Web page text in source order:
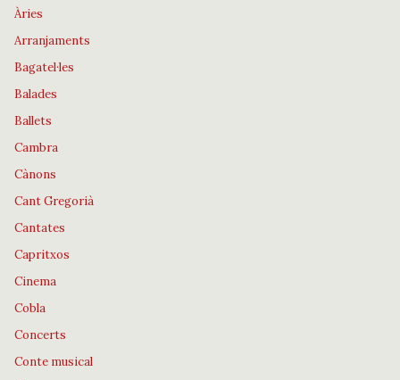
Àries
Arranjaments
Bagatel·les
Balades
Ballets
Cambra
Cànons
Cant Gregorià
Cantates
Capritxos
Cinema
Cobla
Concerts
Conte musical